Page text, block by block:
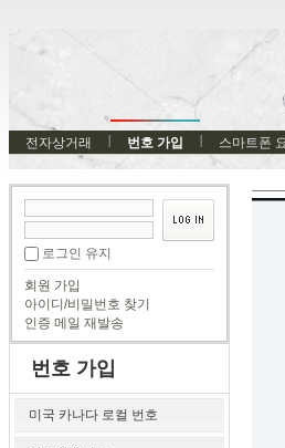
전자상거래 번호 가입 스마트폰
로그인 유지
회원 가입
아이디/비밀번호 찾기
인증 메일 재발송
번호 가입
미국 카나다 로컬 번호